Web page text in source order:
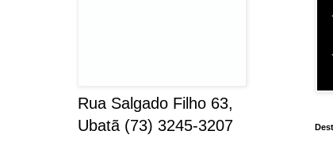
Rua Salgado Filho 63,
Ubatã (73) 3245-3207